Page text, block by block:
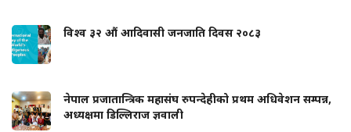
विश्व ३२ औं आदिवासी जनजाति दिवस २०८३
नेपाल प्रजातान्त्रिक महासंघ रुपन्देहीको प्रथम अधिवेशन सम्पन्न,
अध्यक्षमा डिल्लिराज ज्ञवाली